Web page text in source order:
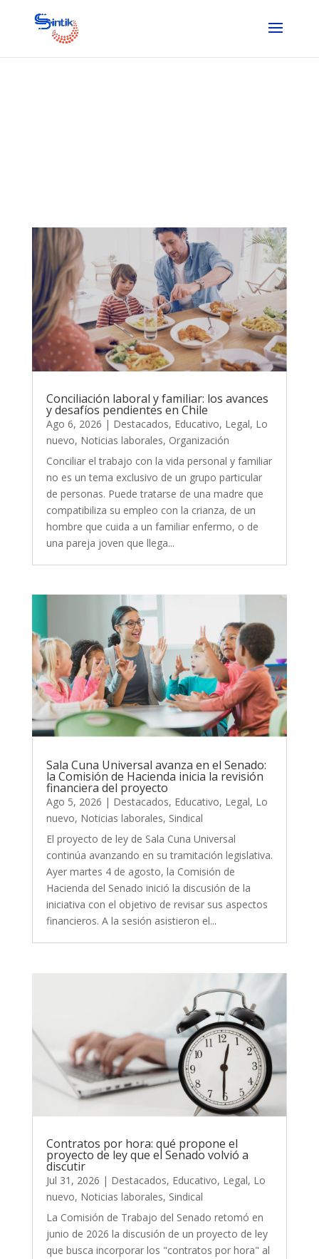
Conciliación laboral y familiar: los avances
y desafíos pendientes en Chile
Ago 6, 2026 | Destacados, Educativo, Legal, Lo
nuevo, Noticias laborales, Organización
Conciliar el trabajo con la vida personal y familiar
no es un tema exclusivo de un grupo particular
de personas. Puede tratarse de una madre que
compatibiliza su empleo con la crianza, de un
hombre que cuida a un familiar enfermo, o de
una pareja joven que llega...
Sala Cuna Universal avanza en el Senado:
la Comisión de Hacienda inicia la revisión
financiera del proyecto
Ago 5, 2026 | Destacados, Educativo, Legal, Lo
nuevo, Noticias laborales, Sindical
El proyecto de ley de Sala Cuna Universal
continúa avanzando en su tramitación legislativa.
Ayer martes 4 de agosto, la Comisión de
Hacienda del Senado inició la discusión de la
iniciativa con el objetivo de revisar sus aspectos
financieros. A la sesión asistieron el...
Contratos por hora: qué propone el
proyecto de ley que el Senado volvió a
discutir
Jul 31, 2026 | Destacados, Educativo, Legal, Lo
nuevo, Noticias laborales, Sindical
La Comisión de Trabajo del Senado retomó en
junio de 2026 la discusión de un proyecto de ley
que busca incorporar los "contratos por hora" al